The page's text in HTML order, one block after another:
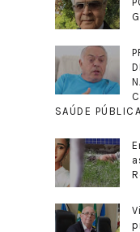
SAÚDE PÚBLICA